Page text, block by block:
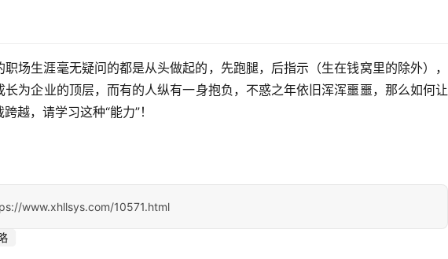
场生涯毫无疑问的都是从头做起的，先跑腿，后指示（生在钱窝里的除外），
为企业的顶层，而有的人纵有一身抱负，不惑之年依旧浑浑噩噩，那么如何让
越，请学习这种“能力”！
www.xhllsys.com/10571.html